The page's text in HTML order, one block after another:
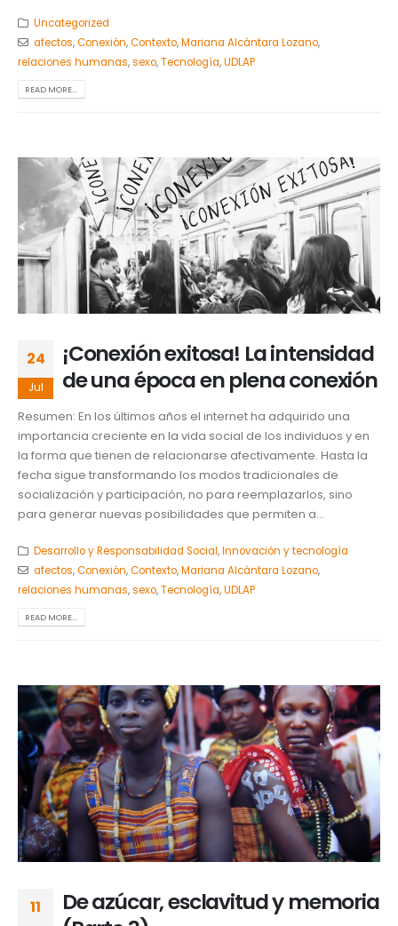
Uncategorized
afectos,Conexión,Contexto,Mariana Alcántara Lozano,
relaciones humanas,sexo,Tecnología,UDLAP
READ MORE...
24
Jul
¡Conexión exitosa! La intensidad
de una época en plena conexión
Resumen: En los últimos años el internet ha adquirido una
importancia creciente en la vida social de los individuos y en
la forma que tienen de relacionarse afectivamente. Hasta la
fecha sigue transformando los modos tradicionales de
socialización y participación, no para reemplazarlos, sino
para generar nuevas posibilidades que permiten a...
Desarrollo y Responsabilidad Social,Innovación y tecnología
afectos,Conexión,Contexto,Mariana Alcántara Lozano,
relaciones humanas,sexo,Tecnología,UDLAP
READ MORE...
11
De azúcar, esclavitud y memoria